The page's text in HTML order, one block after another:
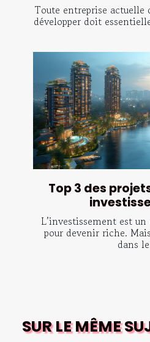
Toute entreprise actuelle
développer doit
Top 3 des
L’investissement est
pour devenir riche.
dans
SUR LE MÊME